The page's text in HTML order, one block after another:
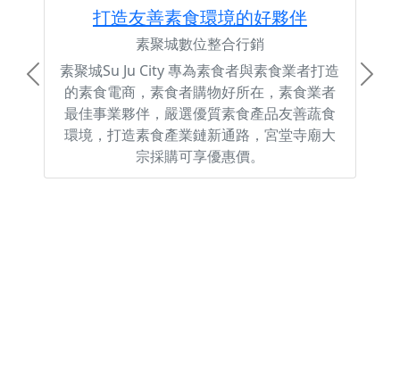
打造友善素食環境的好夥伴
素聚城數位整合行銷
素聚城Su Ju City 專為素食者與素食業者打造
的素食電商，素食者購物好所在，素食業者
最佳事業夥伴，嚴選優質素食產品友善蔬食
環境，打造素食產業鏈新通路，宮堂寺廟大
宗採購可享優惠價。
Previous Next